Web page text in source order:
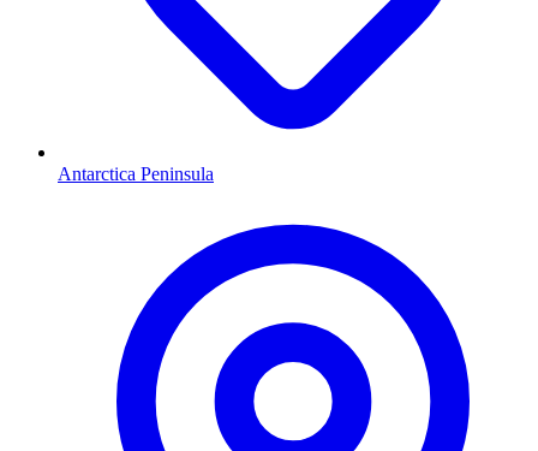
Antarctica Peninsula